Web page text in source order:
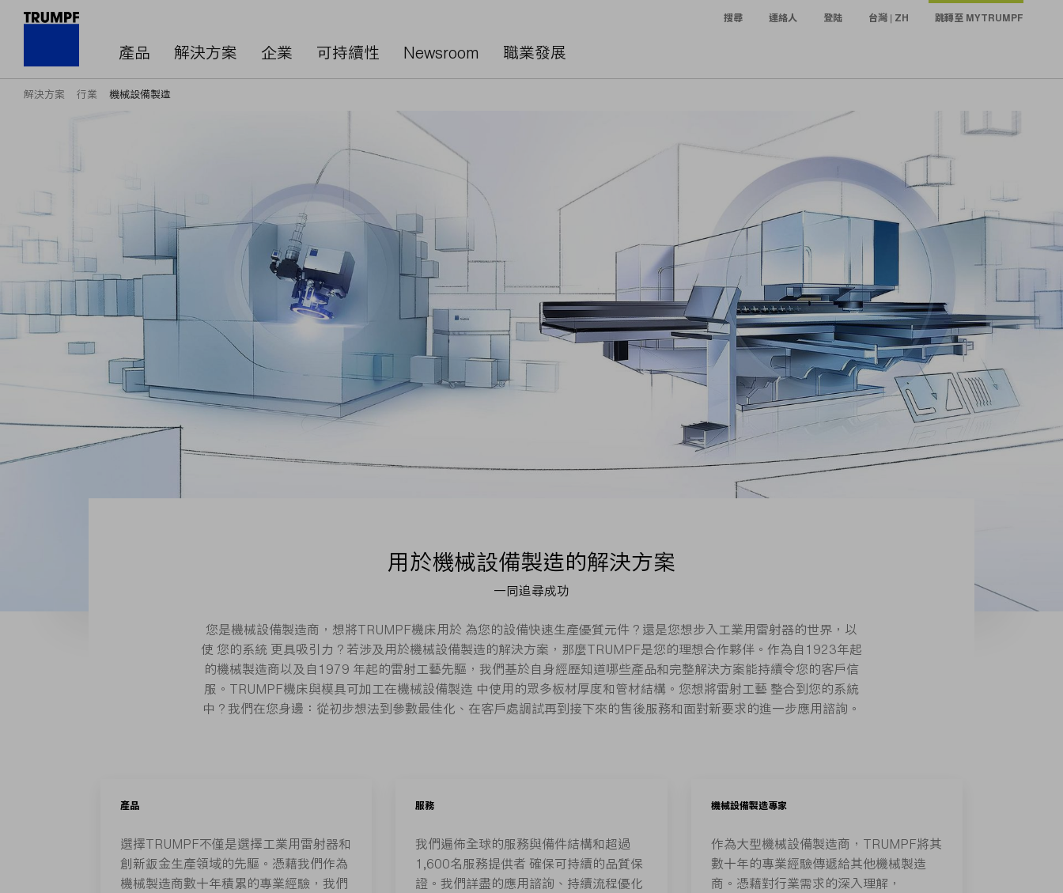
產品 解決方案 企業 可持續性 Newsroom 職業發展
搜尋 連絡人 登陆 台灣 | ZH 跳轉至 MYTRUMPF
解決方案 行業 機械設備製造
用於機械設備製造的解決方案
一同追尋成功
您是機械設備製造商，想將TRUMPF機床用於 為您的設備快速生產優質元件？還是您想步入工業用雷射器的世界，以
使 您的系統 更具吸引力？若涉及用於機械設備製造的解決方案，那麼TRUMPF是您的理想合作夥伴。作為自1923年起
的機械製造商以及自1979 年起的雷射工藝先驅，我們基於自身經歷知道哪些產品和完整解決方案能持續令您的客戶信
服。TRUMPF機床與模具可加工在機械設備製造 中使用的眾多板材厚度和管材結構。您想將雷射工藝 整合到您的系統
中？我們在您身邊：從初步想法到參數最佳化、在客戶處調試再到接下來的售後服務和面對新要求的進一步應用諮詢。
產品
選擇TRUMPF不僅是選擇工業用雷射器和
創新鈑金生產領域的先驅。憑藉我們作為
機械製造商數十年積累的專業經驗，我們
服務
我們遍佈全球的服務與備件結構和超過
1,600名服務提供者 確保可持續的品質保
證。我們詳盡的應用諮詢、持續流程優化
機械設備製造專家
作為大型機械設備製造商，TRUMPF將其
數十年的專業經驗傳遞給其他機械製造
商。憑藉對行業需求的深入理解，